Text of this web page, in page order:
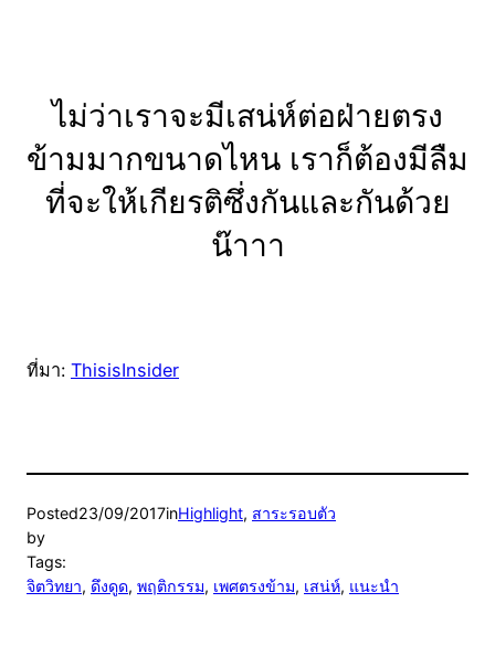
ไม่ว่าเราจะมีเสน่ห์ต่อฝ่ายตรง
ข้ามมากขนาดไหน เราก็ต้องมีลืม
ที่จะให้เกียรติซึ่งกันและกันด้วย
น๊าาา
ที่มา: ThisisInsider
Posted23/09/2017inHighlight, สาระรอบตัว
by
Tags:
จิตวิทยา, ดึงดูด, พฤติกรรม, เพศตรงข้าม, เสน่ห์, แนะนำ